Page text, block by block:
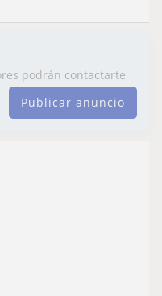
podrán contactarte
Publicar anuncio